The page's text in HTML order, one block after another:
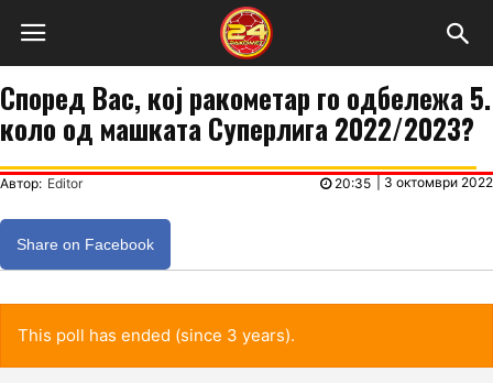
Според Вас, кој ракометар го одбележа 5.
коло од машката Суперлига 2022/2023?
Автор: Editor 3 октомври 2022
20:35
Share on Facebook
This poll has ended (since 3 years).